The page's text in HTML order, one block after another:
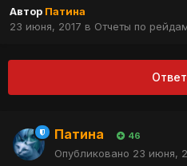
Автор Патина
23 июня, 2017 в Отчеты по
Патина 46
Опубликовано 23 июня,